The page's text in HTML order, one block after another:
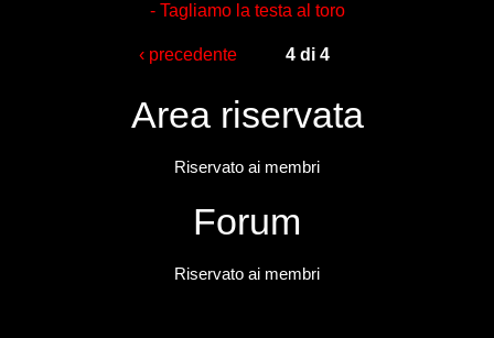
- Tagliamo la testa al toro
‹ precedente 4 di 4
Area riservata
Riservato ai membri
Forum
Riservato ai membri